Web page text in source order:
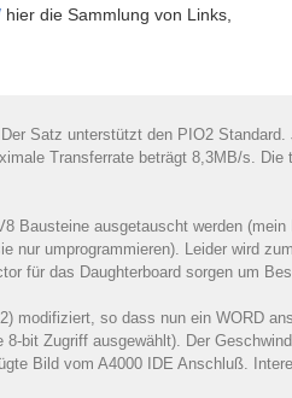
hier die Sammlung von Links,
Satz unterstützt den PIO2 Standard.
Transferrate beträgt 8,3MB/s.
Bausteine ausgetauscht werden (mein
nur umprogrammieren). Leider wird
für das Daughterboard sorgen um
modifiziert, so dass nun ein WORD
bit Zugriff ausgewählt). Der
Bild vom A4000 IDE Anschluß.